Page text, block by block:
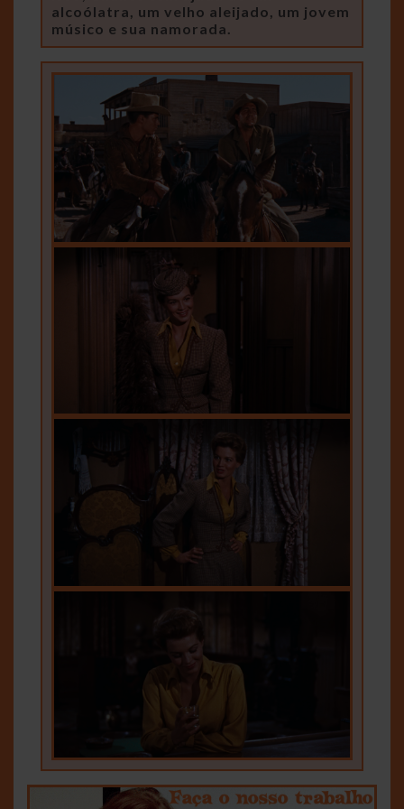
alcoólatra, um velho aleijado, um jovem
músico e sua namorada.